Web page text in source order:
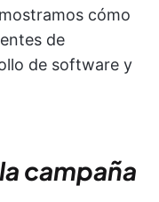
cómo
de
de software y
campaña